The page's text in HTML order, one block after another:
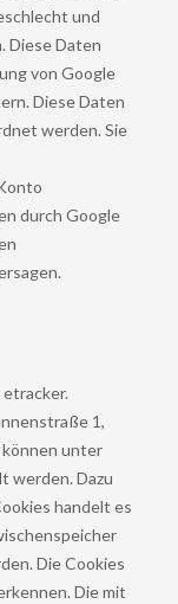
und
Diese Daten
von Google
Diese Daten
werden. Sie
durch Google
1,
können unter
werden. Dazu
handelt es
Die Cookies
Die mit